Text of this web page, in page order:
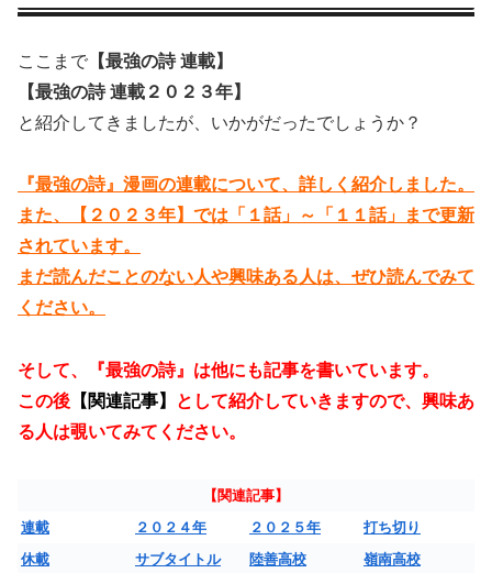
ここまで 【最強の詩 連載】
【最強の詩 連載２０２３年】
と紹介してきましたが、いかがだったでしょうか？
『最強の詩』漫画の連載について、詳しく紹介しました。
また、【２０２３年】では「１話」～「１１話」まで更新
されています。
まだ読んだことのない人や興味ある人は、ぜひ読んでみて
ください。
そして、『最強の詩』は他にも記事を書いています。
この後 【関連記事】
として紹介していきますので、興味あ
る人は覗いてみてください。
【関連記事】
連載
２０２４年 ２０２５年
打ち切り
休載
サブタイトル 陸善高校 嶺南高校